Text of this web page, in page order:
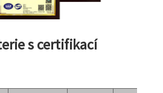
s certifikací